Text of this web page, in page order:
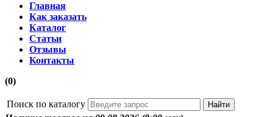
Главная
Как заказать
Каталог
Статьи
Отзывы
Контакты
(0)
Поиск по каталогу